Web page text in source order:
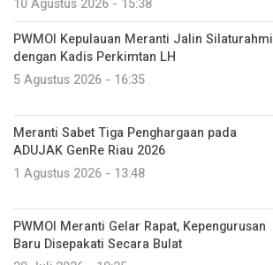
10 Agustus 2026 - 15:38
PWMOI Kepulauan Meranti Jalin Silaturahmi
dengan Kadis Perkimtan LH
5 Agustus 2026 - 16:35
Meranti Sabet Tiga Penghargaan pada
ADUJAK GenRe Riau 2026
1 Agustus 2026 - 13:48
PWMOI Meranti Gelar Rapat, Kepengurusan
Baru Disepakati Secara Bulat